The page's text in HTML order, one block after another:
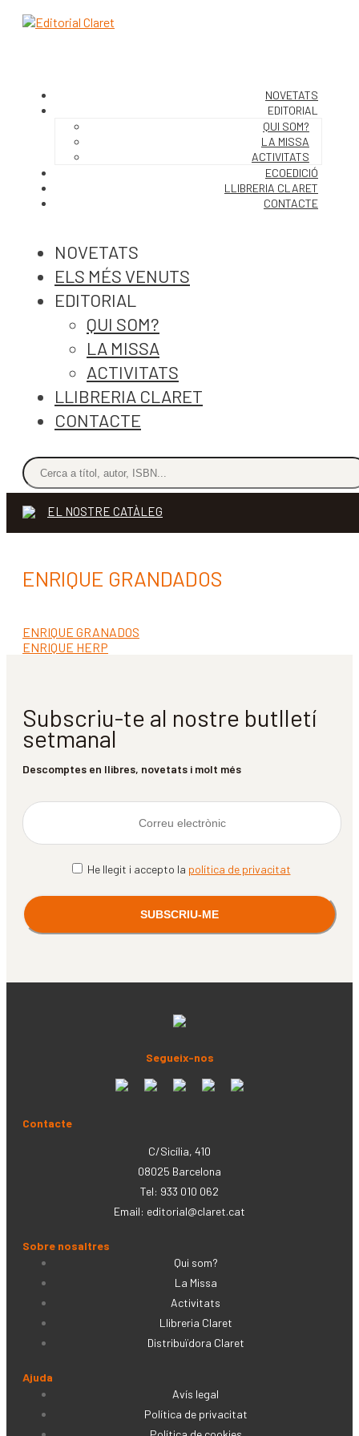
NOVETATS
EDITORIAL
QUI SOM?
LA MISSA
ACTIVITATS
ECOEDICIÓ
LLIBRERIA CLARET
CONTACTE
NOVETATS
ELS MÉS VENUTS
EDITORIAL
QUI SOM?
LA MISSA
ACTIVITATS
LLIBRERIA CLARET
CONTACTE
EL NOSTRE CATÀLEG
ENRIQUE GRANDADOS
Navegació
d'entrades
Entrada
anterior:
ENRIQUE GRANADOS
Pròxima
ENRIQUE HERP
Subscriu-te al nostre butlletí
setmanal
Descomptes en llibres, novetats i molt més
He llegit i accepto la política de privacitat
Segueix-nos
Contacte
C/Sicília, 410
08025 Barcelona
Tel: 933 010 062
Email: editorial@claret.cat
Sobre nosaltres
Qui som?
La Missa
Activitats
Llibreria Claret
Distribuïdora Claret
Ajuda
Avís legal
Política de privacitat